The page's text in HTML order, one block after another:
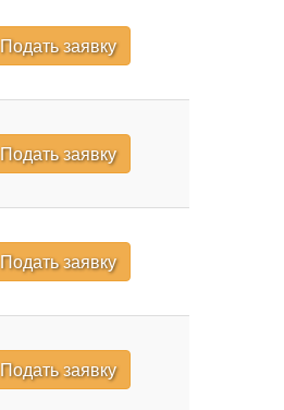
Подать заявку
Подать заявку
Подать заявку
Подать заявку